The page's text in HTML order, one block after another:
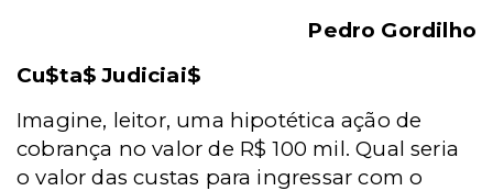
Pedro Gordilho
Cu$ta$ Judiciai$
Imagine, leitor, uma hipotética ação de
cobrança no valor de R$ 100 mil. Qual seria
o valor das custas para ingressar com o